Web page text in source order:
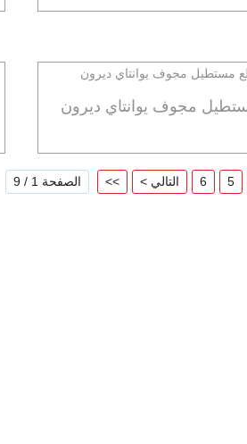
مجوف يوانتاي ديرون
5
6 التالي > >> الصفحة 1 / 9